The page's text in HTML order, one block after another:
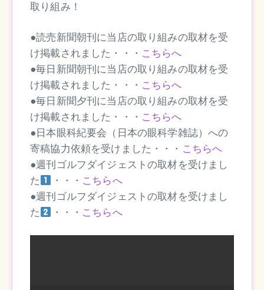
取り組み！
●読売新聞朝刊に当店の取り組みの取材を受
け掲載されました・・・ こちらへ
●毎日新聞朝刊に当店の取り組みの取材を受
け掲載されました・・・ こちらへ
●毎日新聞夕刊に当店の取り組みの取材を受
け掲載されました・・・ こちらへ
●日本眼科紀要会（日本の眼科学雑誌）への
寄稿協力依頼を受けました・・・ こちらへ
●週刊ゴルフダイジェストの取材を受けまし
た
・・・ こちらへ
●週刊ゴルフダイジェストの取材を受けまし
た
・・・ こちらへ